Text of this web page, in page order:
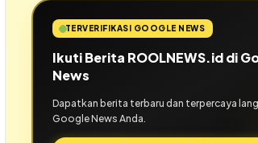
TERVERIFIKASI GOOGLE NEWS
Ikuti Berita ROOLNEWS.id di
News
Dapatkan berita terbaru dan terpercaya
Google News Anda.